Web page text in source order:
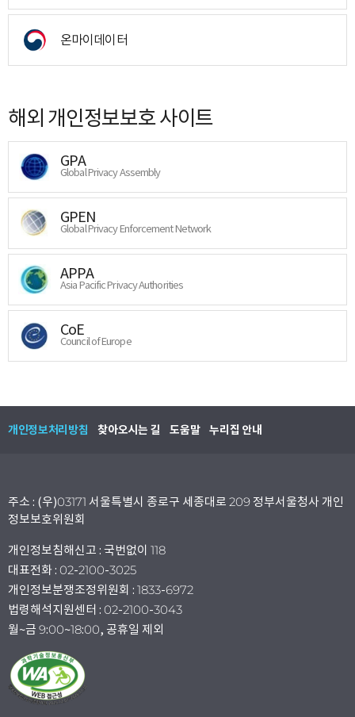
온마이데이터
해외 개인정보보호 사이트
GPA
Global Privacy Assembly
GPEN
Global Privacy Enforcement Network
APPA
Asia Pacific Privacy Authorities
CoE
Council of Europe
개인정보처리방침 찾아오시는 길 도움말 누리집 안내
주소 : (우)03171 서울특별시 종로구 세종대로 209 정부서울청사 개인
정보보호위원회
개인정보침해신고 : 국번없이 118
대표전화 : 02-2100-3025
개인정보분쟁조정위원회 : 1833-6972
법령해석지원센터 : 02-2100-3043
월~금 9:00~18:00, 공휴일 제외